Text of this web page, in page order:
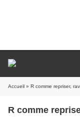
Accueil » R comme repriser,
R comme